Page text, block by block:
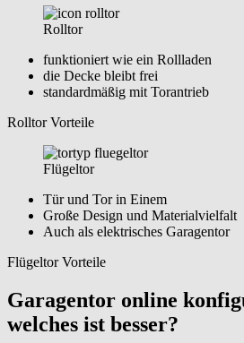
Rolltor
funktioniert wie ein Rollladen
die Decke bleibt frei
standardmäßig mit Torantrieb
Rolltor Vorteile
Flügeltor
Tür und Tor in Einem
Große Design und Materialvielfalt
Auch als elektrisches Garagentor
Flügeltor Vorteile
Garagentor online
welches ist besser?